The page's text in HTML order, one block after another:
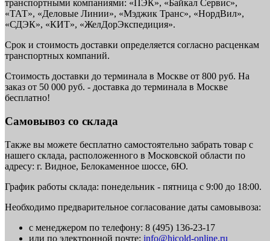
транспортными компаниями: «ПЭК», «Байкал Сервис»,
«ТАТ», «Деловые Линии», «Мэджик Транс», «НордВил»,
«СДЭК», «КИТ», «ЖелДорЭкспедиция».
Срок и стоимость доставки определяется согласно расценкам
транспортных компаний.
Стоимость доставки до терминала в Москве от 800 руб. На
заказ от 50 000 руб. - доставка до терминала в Москве
бесплатно!
Самовывоз со склада
Также вы можете бесплатно самостоятельно забрать товар с
нашего склада, расположенного в Московской области по
адресу: г. Видное, Белокаменное шоссе, 6Ю.
График работы склада: понедельник - пятница с 9:00 до 18:00.
Необходимо предварительное согласование даты самовывоза:
с менеджером по телефону: 8 (495) 136-23-17
или по электронной почте: info@hicold-online.ru